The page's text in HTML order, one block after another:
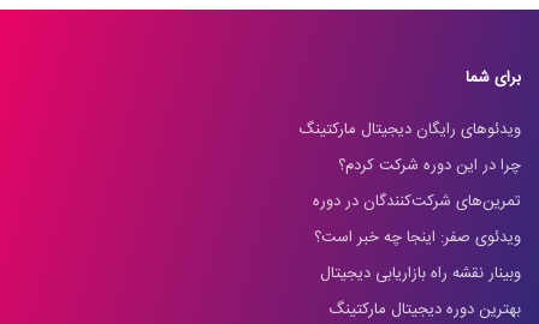
برای شما
ویدئوهای رایگان دیجیتال مارکتینگ
چرا در این دوره شرکت کردم؟
تمرین‌های شرکت‌کنندگان در دوره
ویدئوی صفر: اینجا چه خبر است؟
وبینار نقشه راه بازاریابی دیجیتال
بهترین دوره دیجیتال مارکتینگ